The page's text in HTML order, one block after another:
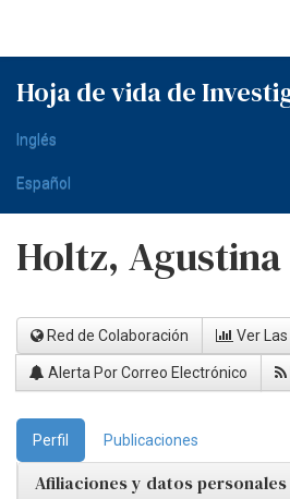
Hoja de vida de
Inglés
Español
Holtz, Agustina
Red de Colaboración Ver
Alerta Por Correo Electrónico
Perfil Publicaciones
Afiliaciones y datos personales